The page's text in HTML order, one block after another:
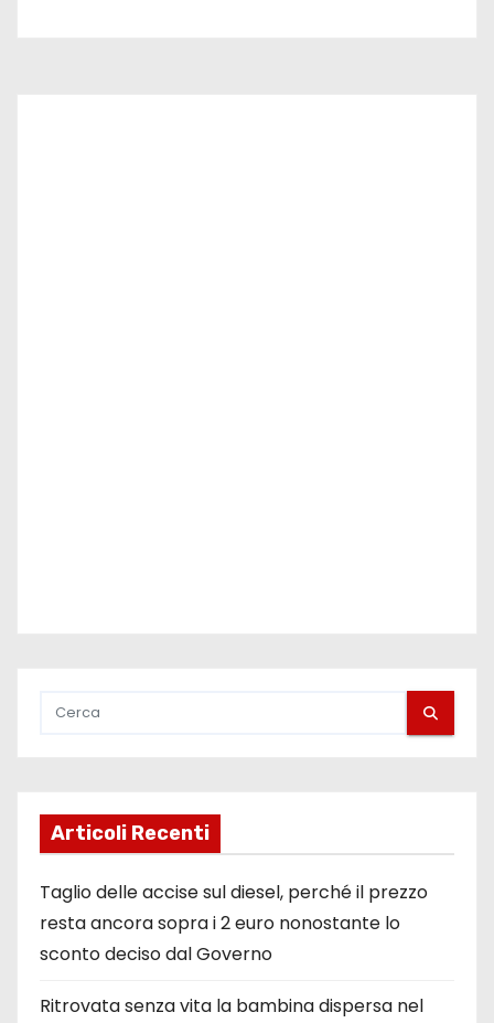
Articoli Recenti
Taglio delle accise sul diesel, perché il prezzo
resta ancora sopra i 2 euro nonostante lo
sconto deciso dal Governo
Ritrovata senza vita la bambina dispersa nel